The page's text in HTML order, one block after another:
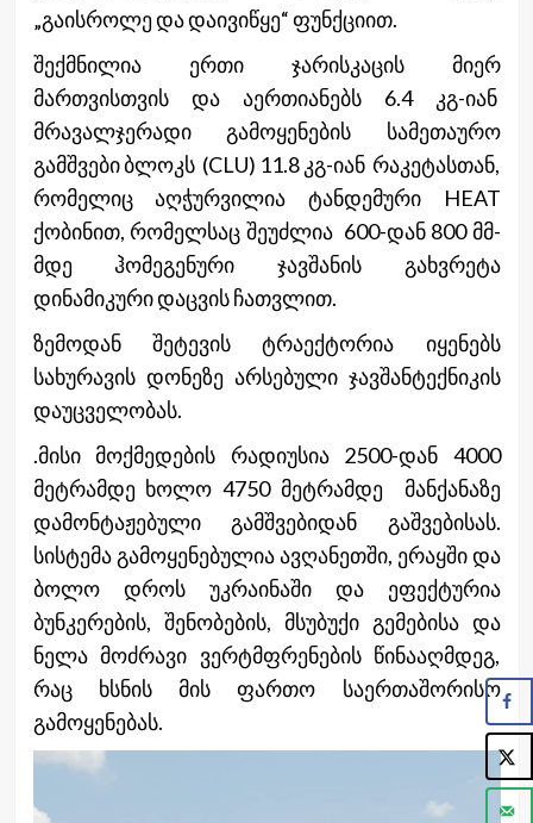
„გაისროლე და დაივიწყე“ ფუნქციით.
შექმნილია ერთი ჯარისკაცის მიერ
მართვისთვის და აერთიანებს 6.4 კგ-იან
მრავალჯერადი გამოყენების სამეთაურო
გამშვები ბლოკს (CLU) 11.8 კგ-იან რაკეტასთან,
რომელიც აღჭურვილია ტანდემური HEAT
ქობინით, რომელსაც შეუძლია 600-დან 800 მმ-
მდე ჰომეგენური ჯავშანის გახვრეტა
დინამიკური დაცვის ჩათვლით.
ზემოდან შეტევის ტრაექტორია იყენებს
სახურავის დონეზე არსებული ჯავშანტექნიკის
დაუცველობას.
.მისი მოქმედების რადიუსია 2500-დან 4000
მეტრამდე ხოლო 4750 მეტრამდე მანქანაზე
დამონტაჟებული გამშვებიდან გაშვებისას.
სისტემა გამოყენებულია ავღანეთში, ერაყში და
ბოლო დროს უკრაინაში და ეფექტურია
ბუნკერების, შენობების, მსუბუქი გემებისა და
ნელა მოძრავი ვერტმფრენების წინააღმდეგ,
რაც ხსნის მის ფართო საერთაშორისო
გამოყენებას.